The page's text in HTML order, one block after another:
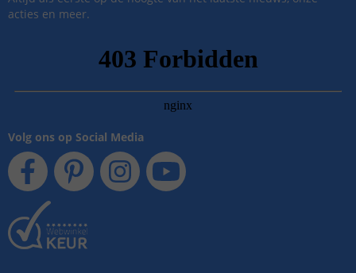
acties en meer.
Volg ons op Social Media